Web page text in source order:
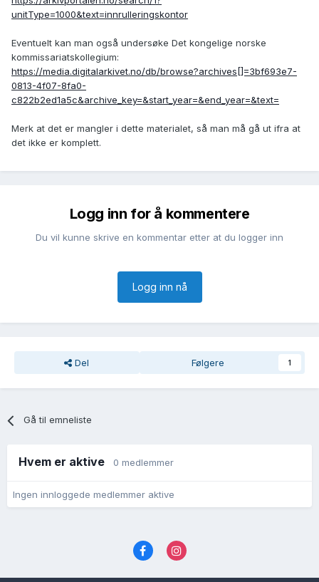
unitType=1000&text=innrulleringskontor
Eventuelt kan man også undersøke Det kongelige norske
kommissariatskollegium:
https://media.digitalarkivet.no/db/browse?archives[]=3bf693e7-
0813-4f07-8fa0-
c822b2ed1a5c&archive_key=&start_year=&end_year=&text=
Merk at det er mangler i dette materialet, så man må gå ut ifra at
det ikke er komplett.
Logg inn for å kommentere
Du vil kunne skrive en kommentar etter at du logger inn
Logg inn nå
Del Følgere 1
Gå til emneliste
Hvem er aktive 0 medlemmer
Ingen innloggede medlemmer aktive